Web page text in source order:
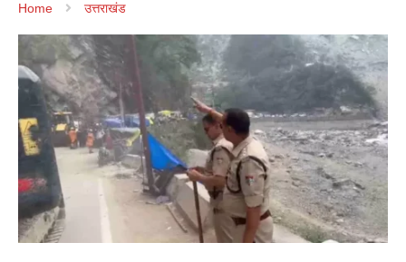
Home उत्तराखंड